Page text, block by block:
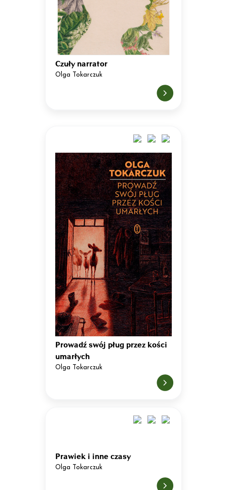
Czuły narrator
Olga Tokarczuk
Prowadź swój pług przez kości
umarłych
Olga Tokarczuk
Prawiek i inne czasy
Olga Tokarczuk